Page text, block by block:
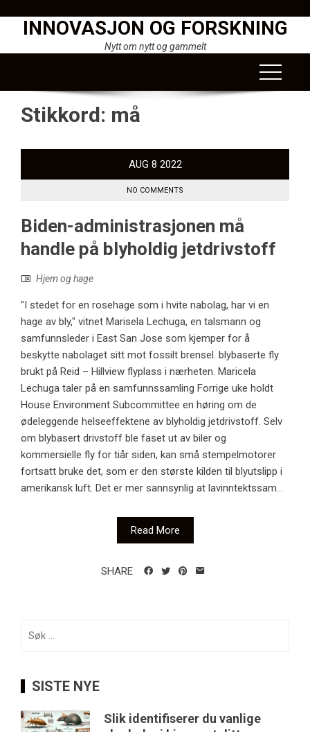
INNOVASJON OG FORSKNING
Nytt om nytt og gammelt
Stikkord: må
AUG 8 2022
NO COMMENTS
Biden-administrasjonen må
handle på blyholdig jetdrivstoff
Hjem og hage
"I stedet for en rosehage som i hvite nabolag, har vi en
hage av bly," vitnet Marisela Lechuga, en talsmann og
samfunnsleder i East San Jose som kjemper for å
beskytte nabolaget sitt mot fossilt brensel. blybaserte fly
brukt på Reid – Hillview flyplass i nærheten. Maricela
Lechuga taler på en samfunnssamling Forrige uke holdt
House Environment Subcommittee en høring om de
ødeleggende helseeffektene av blyholdig jetdrivstoff. Selv
om blybasert drivstoff ble faset ut av biler og
kommersielle fly for tiår siden, kan små stempelmotorer
fortsatt bruke det, som er den største kilden til blyutslipp i
amerikansk luft. Det er mer sannsynlig at lavinntektssam...
Read More
SHARE
SISTE NYE
Slik identifiserer du vanlige